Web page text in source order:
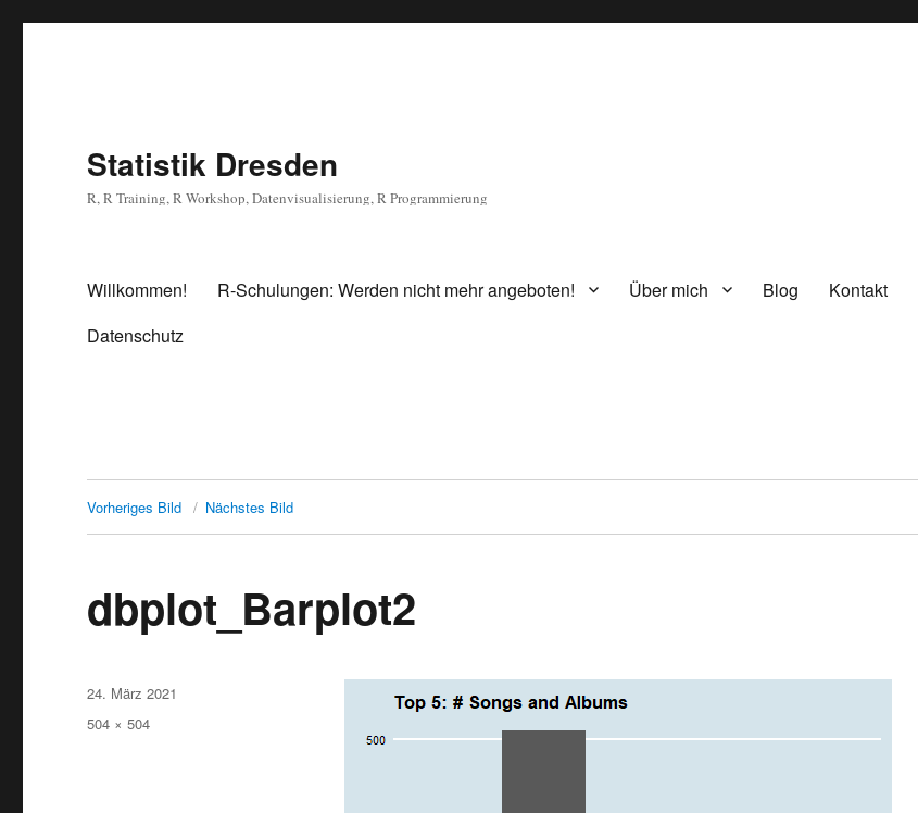
Statistik Dresden
R, R Training, R Workshop, Datenvisualisierung, R Programmierung
Willkommen! R-Schulungen: Werden nicht mehr angeboten! Über mich Blog Kontakt
Datenschutz
Vorheriges Bild Nächstes Bild
dbplot_Barplot2
Veröffentlicht
am
24. März 2021
Originalgröße
504 × 504